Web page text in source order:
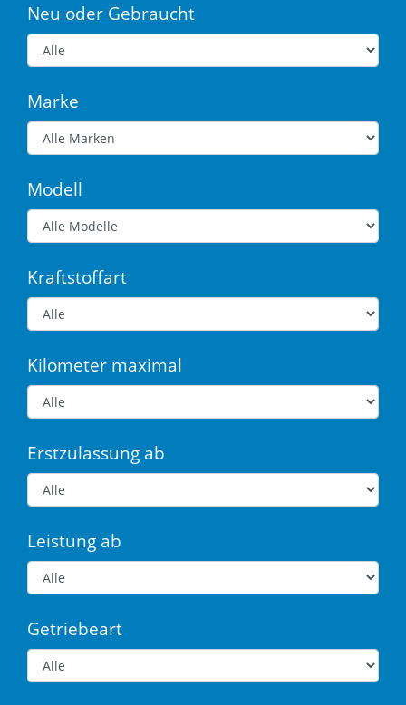
Neu oder Gebraucht
Marke
Modell
Kraftstoffart
Kilometer maximal
Erstzulassung ab
Leistung ab
Getriebeart